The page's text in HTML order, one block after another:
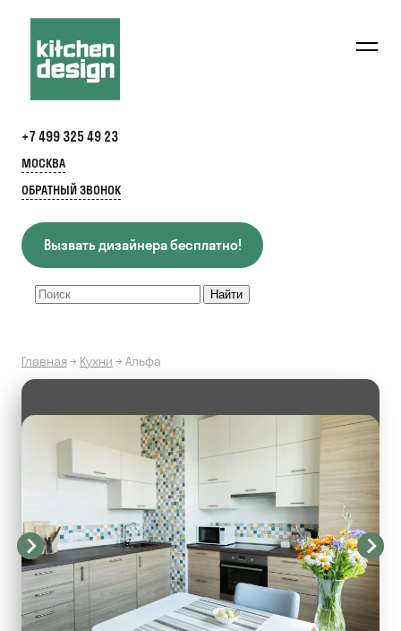
+7 499 325 49 23
МОСКВА
ОБРАТНЫЙ ЗВОНОК
Вызвать дизайнера бесплатно!
Главная→ Кухни → Альфа